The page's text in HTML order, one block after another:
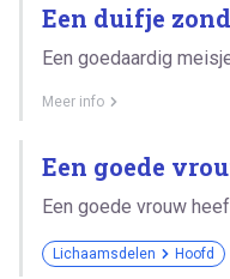
Een duifje
Een goedaardig
Meer info
Een goede
Een goede vrouw
Lichaamsdelen Hoofd